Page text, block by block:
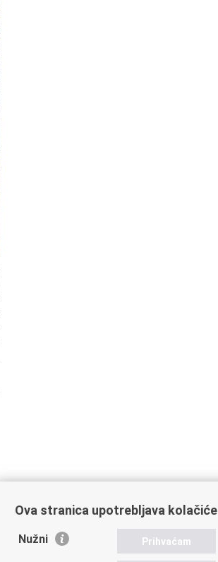
Ova stranica upotrebljava kolačiće
Nužni Prihvaćam